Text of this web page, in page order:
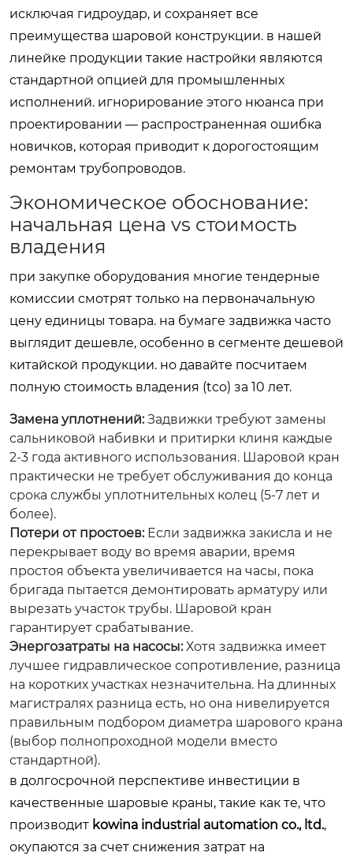
исключая гидроудар, и сохраняет все
преимущества шаровой конструкции. в нашей
линейке продукции такие настройки являются
стандартной опцией для промышленных
исполнений. игнорирование этого нюанса при
проектировании — распространенная ошибка
новичков, которая приводит к дорогостоящим
ремонтам трубопроводов.
Экономическое обоснование:
начальная цена vs стоимость
владения
при закупке оборудования многие тендерные
комиссии смотрят только на первоначальную
цену единицы товара. на бумаге задвижка часто
выглядит дешевле, особенно в сегменте дешевой
китайской продукции. но давайте посчитаем
полную стоимость владения (tco) за 10 лет.
Замена уплотнений:Задвижки требуют замены
сальниковой набивки и притирки клиня каждые
2-3 года активного использования. Шаровой кран
практически не требует обслуживания до конца
срока службы уплотнительных колец (5-7 лет и
более).
Потери от простоев:Если задвижка закисла и не
перекрывает воду во время аварии, время
простоя объекта увеличивается на часы, пока
бригада пытается демонтировать арматуру или
вырезать участок трубы. Шаровой кран
гарантирует срабатывание.
Энергозатраты на насосы:Хотя задвижка имеет
лучшее гидравлическое сопротивление, разница
на коротких участках незначительна. На длинных
магистралях разница есть, но она нивелируется
правильным подбором диаметра шарового крана
(выбор полнопроходной модели вместо
стандартной).
в долгосрочной перспективе инвестиции в
качественные шаровые краны, такие как те, что
производит kowina industrial automation co., ltd.,
окупаются за счет снижения затрат на